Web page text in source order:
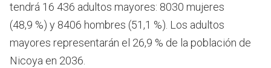
tendrá 16 436 adultos mayores: 8030 mujeres
(48,9 %) y 8406 hombres (51,1 %). Los adultos
mayores representarán el 26,9 % de la población de
Nicoya en 2036.